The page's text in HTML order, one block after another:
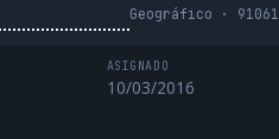
Geográfico ·
ASIGNADO
10/03/2016